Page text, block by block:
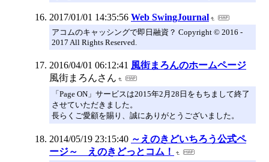
2017/01/01 14:35:56 Web SwingJournal
アコムのキャッシングで即日融資？ Copyright © 2016 -
2017 All Rights Reserved.
2016/04/01 06:12:41 風街まろんのホームページ
風街まろんさん
「Page ON」サービスは2015年2月28日をもちまして終了
させていただきました。
長らくご愛顧を賜り、誠にありがとうございました。
2014/05/19 23:15:40 ～えのきどいちろう公式ペ
ージ～ えのきどっとコム！